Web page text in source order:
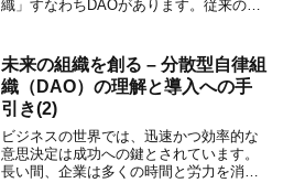
織」すなわちDAOがあります。従来の組
違いを知ることで理解が深まります。
未来の組織を創る – 分散型自律組
織（DAO）の理解と導入への手
引き(2)
ビジネスの世界では、迅速かつ効率的な
意思決定は成功への鍵とされています。
長い間、企業は多くの時間と労力を消費